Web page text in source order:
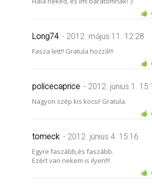
Long74 - 2012. május 11. 12:28
Fasza lett!! Gratula hozzá!!!
policecaprice - 2012. június 1.
Nagyon szép kis kocsi! Gratula.
tomeck - 2012. június 4. 15:16
Egyre faszább,és faszább.
Ezért van nekem is ilyen!!!